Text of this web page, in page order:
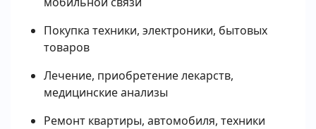
Покупка техники, электроники, бытовых
товаров
Лечение, приобретение лекарств,
медицинские анализы
Ремонт квартиры, автомобиля, техники